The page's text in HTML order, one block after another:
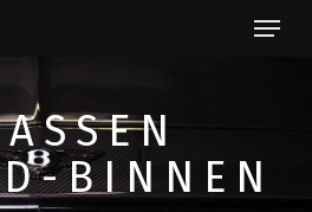
Menu
BINNEN